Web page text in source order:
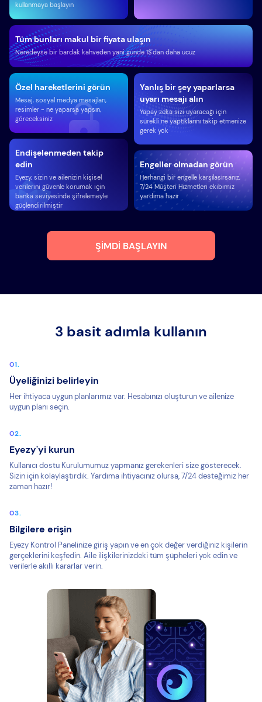
kullanmaya başlayın
Endişelenmeden takip
edin
Eyezy, sizin ve ailenizin kişisel
verilerini güvenle korumak için
banka seviyesinde şifrelemeyle
güçlendirilmiştir
Özel hareketlerini görün
Mesaj, sosyal medya mesajları,
resimler - ne yaparsa yapsın,
göreceksiniz
Tüm bunları makul bir fiyata ulaşın
Neredeyse bir bardak kahveden yani günde 1$'dan daha ucuz
Yanlış bir şey yaparlarsa
uyarı mesajı alın
Yapay zeka sizi uyaracağı için
sürekli ne yaptıklarını takip etmenize
gerek yok
Engeller olmadan görün
Herhangi bir engelle karşılasırsanız,
7/24 Müşteri Hizmetleri ekibimiz
yardıma hazır
ŞIMDI BAŞLAYIN
3 basit adımla kullanın
Üyeliğinizi belirleyin
Her ihtiyaca uygun planlarımız var. Hesabınızı oluşturun ve ailenize
uygun planı seçin.
Eyezy'yi kurun
Kullanıcı dostu Kurulumumuz yapmanız gerekenleri size gösterecek.
Sizin için kolaylaştırdık. Yardıma ihtiyacınız olursa, 7/24 desteğimiz her
zaman hazır!
Bilgilere erişin
Eyezy Kontrol Panelinize giriş yapın ve en çok değer verdiğiniz kişilerin
gerçeklerini keşfedin. Aile ilişkilerinizdeki tüm şüpheleri yok edin ve
verilerle akıllı kararlar verin.